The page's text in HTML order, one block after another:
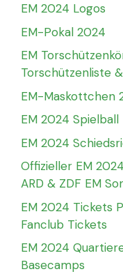
EM 2024 Logos
EM-Pokal 2024
EM
Torschützenliste &
EM-Maskottchen
EM 2024 Spielball
EM 2024
Offizieller EM
ARD & ZDF EM
EM 2024 Tickets
Fanclub Tickets
EM 2024
Basecamps